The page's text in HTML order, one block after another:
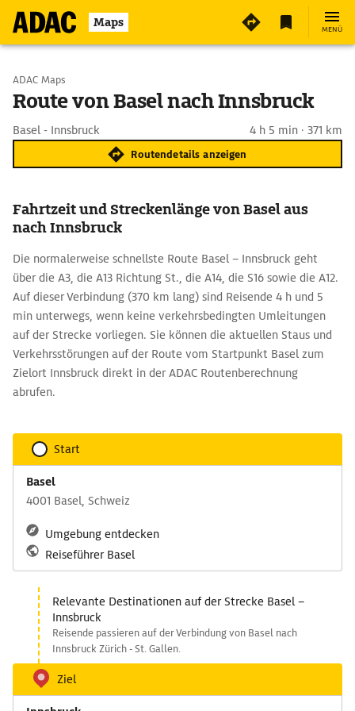
Maps MENÜ
Start wählen
ADAC Maps
Route von Basel nach Innsbruck
Basel - Innsbruck 4 h 5 min · 371 km
Routendetails anzeigen
Fahrtzeit und Streckenlänge von Basel aus
nach Innsbruck
Die normalerweise schnellste Route Basel – Innsbruck geht
über die A3, die A13 Richtung St., die A14, die S16 sowie die A12.
Auf dieser Verbindung (370 km lang) sind Reisende 4 h und 5
min unterwegs, wenn keine verkehrsbedingten Umleitungen
auf der Strecke vorliegen. Sie können die aktuellen Staus und
Verkehrsstörungen auf der Route vom Startpunkt Basel zum
Zielort Innsbruck direkt in der ADAC Routenberechnung
abrufen.
Start
Basel
4001 Basel, Schweiz
Umgebung entdecken
Reiseführer Basel
Relevante Destinationen auf der Strecke Basel –
Innsbruck
Reisende passieren auf der Verbindung von Basel nach
Innsbruck Zürich - St. Gallen.
Ziel